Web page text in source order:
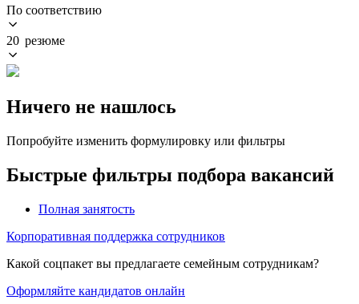
По соответствию
20 резюме
Ничего не нашлось
Попробуйте изменить формулировку или фильтры
Быстрые фильтры подбора вакансий
Полная занятость
Корпоративная поддержка сотрудников
Какой соцпакет вы предлагаете семейным сотрудникам?
Оформляйте кандидатов онлайн